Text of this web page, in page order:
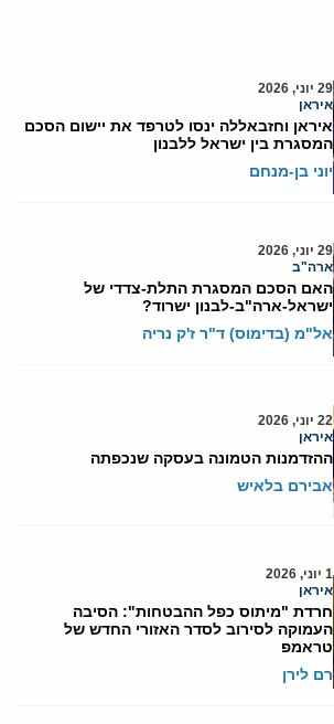
29 יוני, 2026
איראן
איראן וחזבאללה ינסו לטרפד את יישום הסכם
המסגרת בין ישראל ללבנון
יוני בן-מנחם
29 יוני, 2026
ארה"ב
האם הסכם המסגרת התלת-צדדי של
ישראל-ארה"ב-לבנון ישרוד?
אל"מ (בדימוס) ד"ר ז'ק נריה
22 יוני, 2026
איראן
ההזדמנות הטמונה בעסקה שנכפתה
אבירם בלאיש
1 יוני, 2026
איראן
חרדת "מיתוס כפל ההבטחות": הסיבה
העמוקה לסירוב לסדר האזורי החדש של
טראמפ
רם לירן